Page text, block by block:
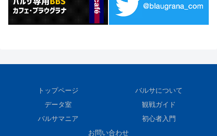
トップページ
バルサについて
データ室
観戦ガイド
バルサマニア
初心者入門
お問い合わせ